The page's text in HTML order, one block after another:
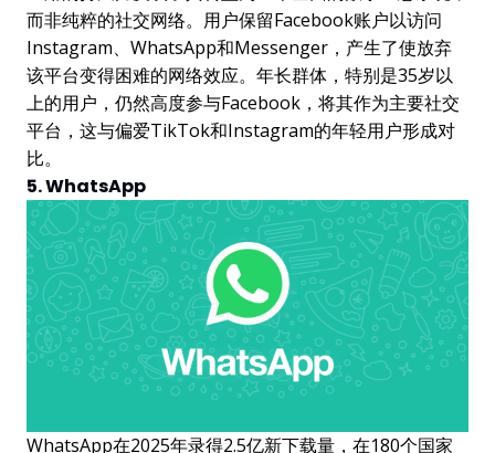
而非纯粹的社交网络。用户保留Facebook账户以访问
Instagram、WhatsApp和Messenger，产生了使放弃
该平台变得困难的网络效应。年长群体，特别是35岁以
上的用户，仍然高度参与Facebook，将其作为主要社交
平台，这与偏爱TikTok和Instagram的年轻用户形成对
比。
5. WhatsApp
WhatsApp在2025年录得2.5亿新下载量，在180个国家